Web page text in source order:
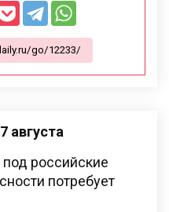
августа
российские
потребует